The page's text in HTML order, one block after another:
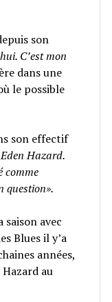
son
C’est mon
dans une
le possible
son effectif
Hazard.
comme
question».
avec
Blues il y’a
années,
au